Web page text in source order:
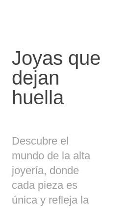
Joyas que
dejan
huella
Descubre el
mundo de la alta
joyería, donde
cada pieza es
única y refleja la